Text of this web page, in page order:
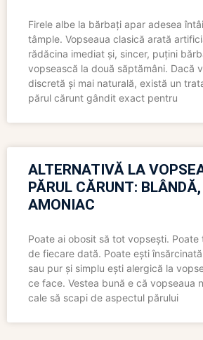
Firele albe la bărbați apar adesea
tâmple. Vopseaua clasică arată
rădăcina imediat și, sincer, puțini
vopsească la două săptămâni. Dacă
discretă și mai naturală, există un
părul cărunt gândit exact pentru
ALTERNATIVĂ LA
PĂRUL CĂRUNT:
AMONIAC
Poate ai obosit să tot vopsești. Poate
de fiecare dată. Poate ești
sau pur și simplu ești alergică la
ce face. Vestea bună e că vopseaua
cale să scapi de aspectul părului